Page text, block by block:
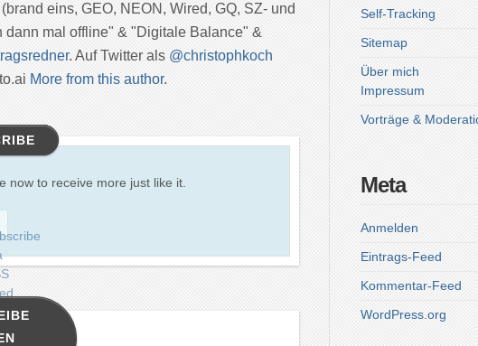
eins, GEO, NEON, Wired, GQ, SZ- und
dann mal offline" & "Digitale Balance" &
. Auf Twitter als @christophkoch
More from this author.
now to receive more just like it.
Self-Tracking
Sitemap
Über mich
Impressum
Vorträge &
Meta
Anmelden
Eintrags-Feed
Kommentar-Feed
WordPress.org